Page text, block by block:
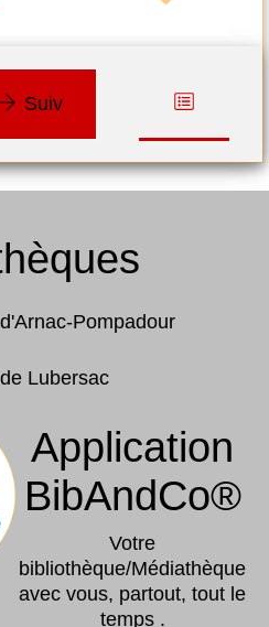
Suiv
Pompadour
Lubersac
Application
BibAndCo®
Votre
bibliothèque/Médiathèque
avec vous, partout, tout le
temps .